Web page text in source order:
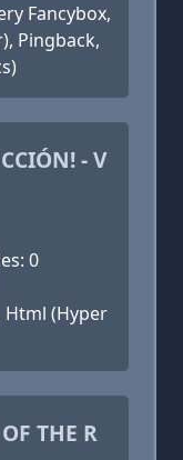
Fancybox,
Pingback,
- V
0
Html (Hyper
THE R